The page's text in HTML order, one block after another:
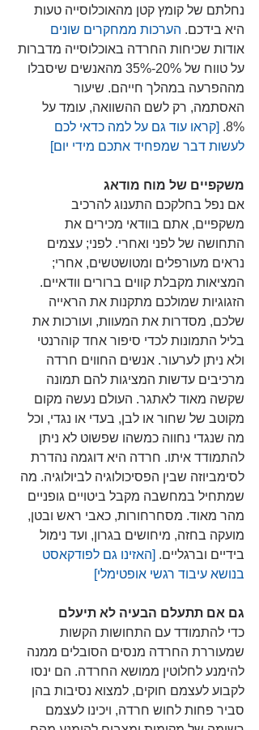
נחלתם של קומץ קטן מהאוכלוסייה טעות
היא בידכם. הערכות ממחקרים שונים
אודות שכיחות החרדה באוכלוסייה מדברות
על טווח של 20%-35% מהאנשים שיסבלו
מההפרעה במהלך חייהם. שיעור
האסתמה, רק לשם ההשוואה, עומד על
8%. [קראו עוד גם על למה כדאי לכם
לעשות דבר שמפחיד אתכם מידי יום]
משקפיים של מוח מודאג
אם נפל בחלקכם התענוג להרכיב
משקפיים, אתם בוודאי מכירים את
התחושה של לפני ואחרי. לפני; עצמים
נראים מעורפלים ומטושטשים, אחרי;
המציאות מקבלת קווים ברורים וודאיים.
הזגוגיות שמולכם מתקנות את הראייה
שלכם, מסדרות את המעוות, ועורכות את
בליל התמונות לכדי סיפור אחד קוהרנטי
ולא ניתן לערעור. אנשים החווים חרדה
מרכיבים עדשות המציגות להם תמונה
שקשה מאוד לאתגר. העולם נעשה מקום
מקוטב של שחור או לבן, בעדי או נגדי, וכל
מה שנגדי נחווה כמשהו שפשוט לא ניתן
להתמודד איתו. חרדה היא דוגמה נהדרת
לסימביוזה שבין הפסיכולוגיה לביולוגיה. מה
שמתחיל במחשבה מקבל ביטויים גופניים
מהר מאוד. מסחרחורות, כאבי ראש ובטן,
מועקה בחזה, מיחושים בגרון, ועד נימול
בידיים וברגליים. [האזינו גם לפודקאסט
בנושא עיבוד רגשי אופטימלי]
גם אם תתעלם הבעיה לא תיעלם
כדי להתמודד עם התחושות הקשות
שמעוררת החרדה מנסים הסובלים ממנה
להימנע לחלוטין ממושא החרדה. הם ינסו
לקבוע לעצמם חוקים, למצוא נסיבות בהן
סביר פחות לחוש חרדה, ויכינו לעצמם